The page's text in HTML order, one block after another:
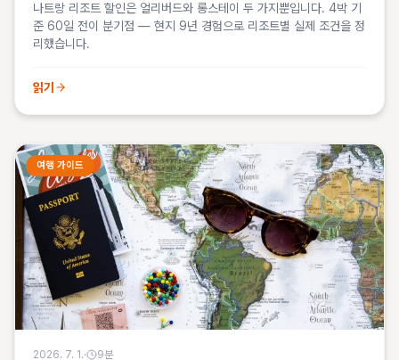
나트랑 리조트 할인은 얼리버드와 롱스테이 두 가지뿐입니다. 4박 기
준 60일 전이 분기점 — 현지 9년 경험으로 리조트별 실제 조건을 정
리했습니다.
읽기
여행 가이드
2026. 7. 1.· 9분